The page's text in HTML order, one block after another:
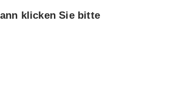
klicken Sie bitte